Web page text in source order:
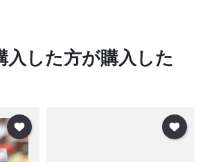
入した方が購入した